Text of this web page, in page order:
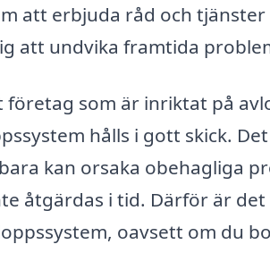
att erbjuda råd och
att undvika framtida
som är inriktat på
hålls i gott skick.
kan orsaka obehagliga
åtgärdas i tid. Därför är
oavsett om du